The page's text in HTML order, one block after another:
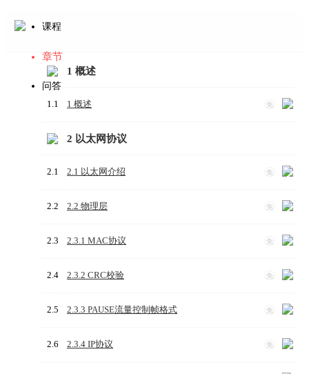
课程
章节
问答
1 概述
1.1 免
1 概述
2 以太网协议
2.1 免
2.1 以太网介绍
2.2 免
2.2 物理层
2.3 免
2.3.1 MAC协议
2.4 免
2.3.2 CRC校验
2.5 免
2.3.3 PAUSE流量控制帧格式
2.6 免
2.3.4 IP协议